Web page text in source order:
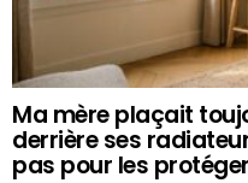
Ma mère plaçait
derrière ses
pas pour les protéger